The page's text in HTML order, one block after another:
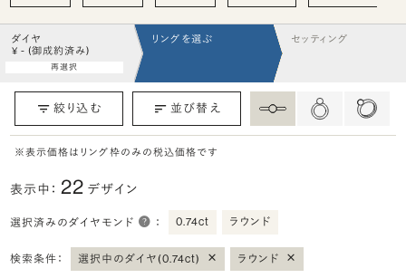
ダイヤ
¥ - (御成約済み)
再選択
リングを選ぶ セッティング
絞り込む 並び替え
※表示価格はリング枠のみの税込価格です
表示中： 22 デザイン
選択済みのダイヤモンド ： 0.74ct ラウンド
検索条件： 選択中のダイヤ(0.74ct) × ラウンド ×